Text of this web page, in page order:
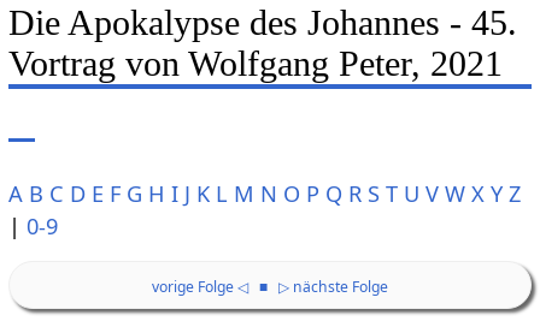
Die Apokalypse des Johannes - 45.
Vortrag von Wolfgang Peter, 2021
A B C D E F G H I J K L M N O P Q R S T U V W X Y Z
| 0-9
vorige Folge ◁ ■ ▷ nächste Folge